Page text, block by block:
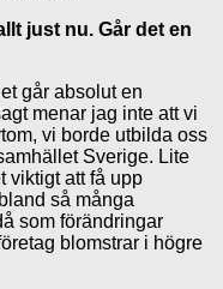
just nu. Går det en
går absolut en
menar jag inte att vi
vi borde utbilda oss
Sverige. Lite
viktigt att få upp
så många
som förändringar
blomstrar i högre